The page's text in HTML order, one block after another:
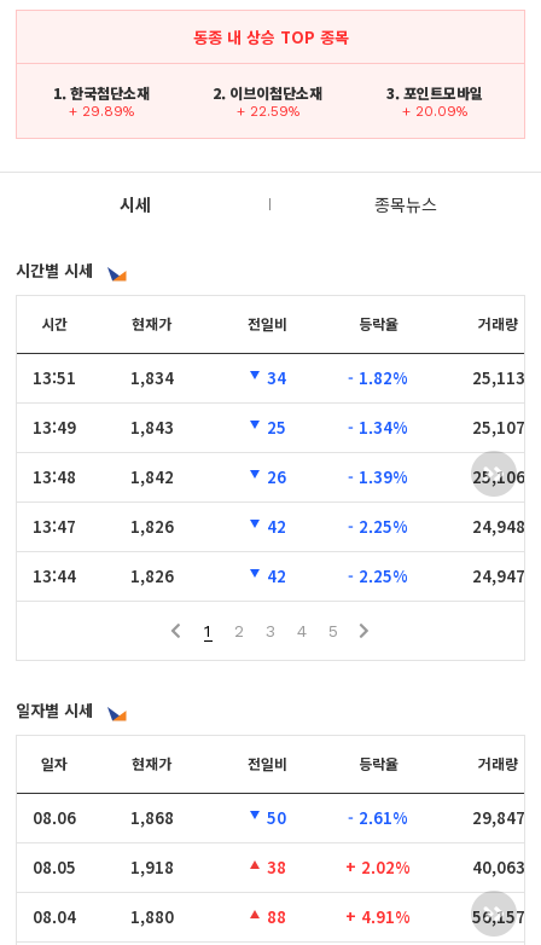
동종 내 상승 TOP 종목
1. 한국첨단소재
+ 29.89%
2. 이브이첨단소재
+ 22.59%
3. 포인트모바일
+ 20.09%
시세 종목뉴스
시간별 시세
시간
13:51
13:49
13:48
13:47
13:44
시간 현재가 전일비 등락율 거래량
13:51 1,834 34 - 1.82% 25,113
13:49 1,843 25 - 1.34% 25,107
13:48 1,842 26 - 1.39% 25,106
13:47 1,826 42 - 2.25% 24,948
13:44 1,826 42 - 2.25% 24,947
1 2 3 4 5
일자별 시세
일자
08.06
08.05
08.04
일자 현재가 전일비 등락율 거래량
08.06 1,868 50 - 2.61% 29,847
08.05 1,918 38 + 2.02% 40,063
08.04 1,880 88 + 4.91% 56,157